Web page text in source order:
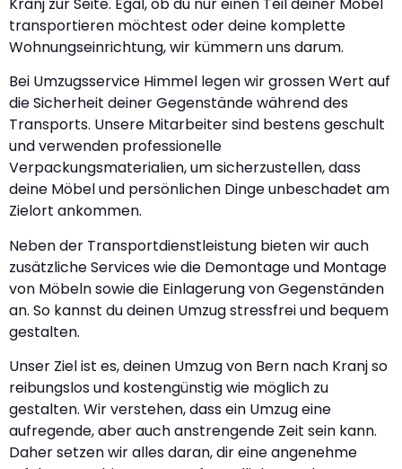
transportieren möchtest oder deine komplette
Wohnungseinrichtung, wir kümmern uns darum.
Bei Umzugsservice Himmel legen wir grossen Wert auf
die Sicherheit deiner Gegenstände während des
Transports. Unsere Mitarbeiter sind bestens geschult
und verwenden professionelle
Verpackungsmaterialien, um sicherzustellen, dass
deine Möbel und persönlichen Dinge unbeschadet am
Zielort ankommen.
Neben der Transportdienstleistung bieten wir auch
zusätzliche Services wie die Demontage und Montage
von Möbeln sowie die Einlagerung von Gegenständen
an. So kannst du deinen Umzug stressfrei und bequem
gestalten.
Unser Ziel ist es, deinen Umzug von Bern nach Kranj so
reibungslos und kostengünstig wie möglich zu
gestalten. Wir verstehen, dass ein Umzug eine
aufregende, aber auch anstrengende Zeit sein kann.
Daher setzen wir alles daran, dir eine angenehme